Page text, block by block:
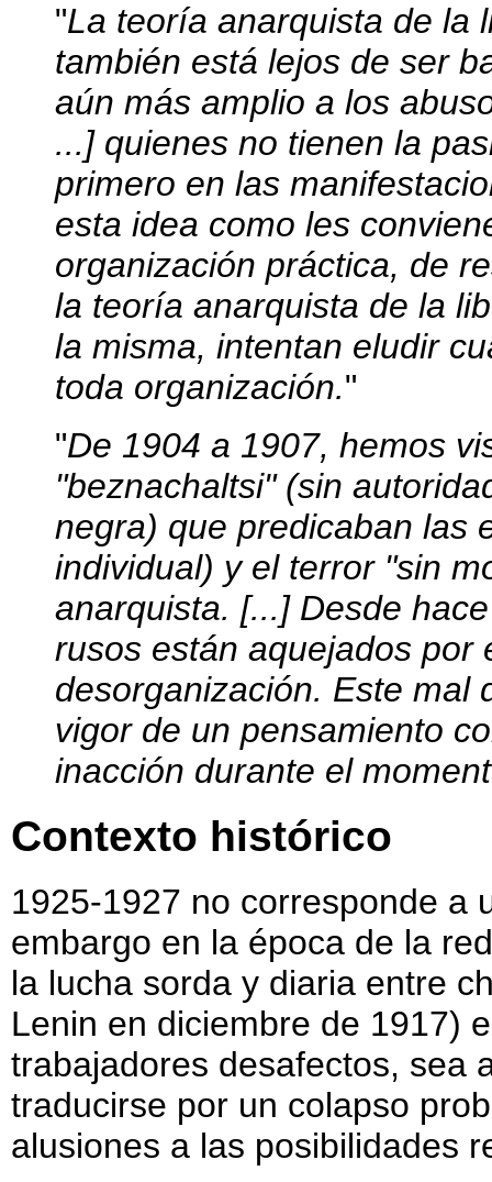
"La teoría anarquista de la
también está lejos de ser
aún más amplio a los
...] quienes no tienen la
primero en las
esta idea como les
organización práctica, de
la teoría anarquista de la
la misma, intentan eludir
toda organización."
"De 1904 a 1907, hemos
"beznachaltsi" (sin
negra) que predicaban las
individual) y el terror "sin
anarquista. [...] Desde
rusos están aquejados por
desorganización. Este mal
vigor de un pensamiento
inacción durante el
Contexto histórico
1925-1927 no corresponde a
embargo en la época de la
la lucha sorda y diaria entre
Lenin en diciembre de 1917)
trabajadores desafectos, sea
traducirse por un colapso
alusiones a las posibilidades